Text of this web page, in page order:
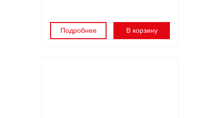
Подробнее В корзину